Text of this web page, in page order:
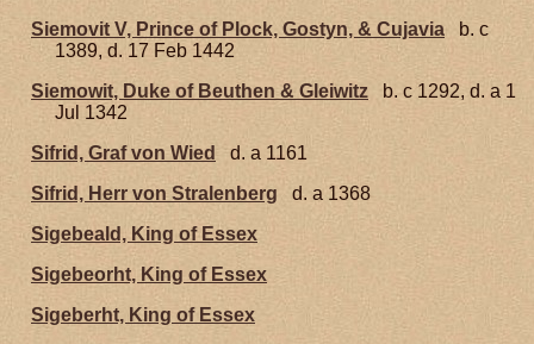
Siemovit V, Prince of Plock, Gostyn, & Cujavia
b. c
1389, d. 17 Feb 1442
Siemowit, Duke of Beuthen & Gleiwitz
b. c 1292, d. a 1
Jul 1342
Sifrid, Graf von Wied
d. a 1161
Sifrid, Herr von Stralenberg
d. a 1368
Sigebeald, King of Essex
Sigebeorht, King of Essex
Sigeberht, King of Essex